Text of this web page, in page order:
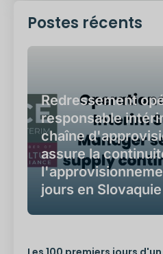
Postes récents
Redressement
responsable
chaîne
assure la
jours en Slovaquie